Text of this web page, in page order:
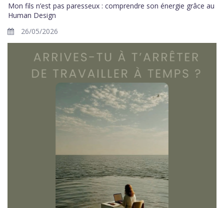
Mon fils n’est pas paresseux : comprendre son énergie grâce au
Human Design
26/05/2026